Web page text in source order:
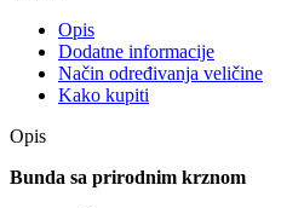
Opis
Dodatne informacije
Način određivanja veličine
Kako kupiti
Opis
Bunda sa prirodnim krznom